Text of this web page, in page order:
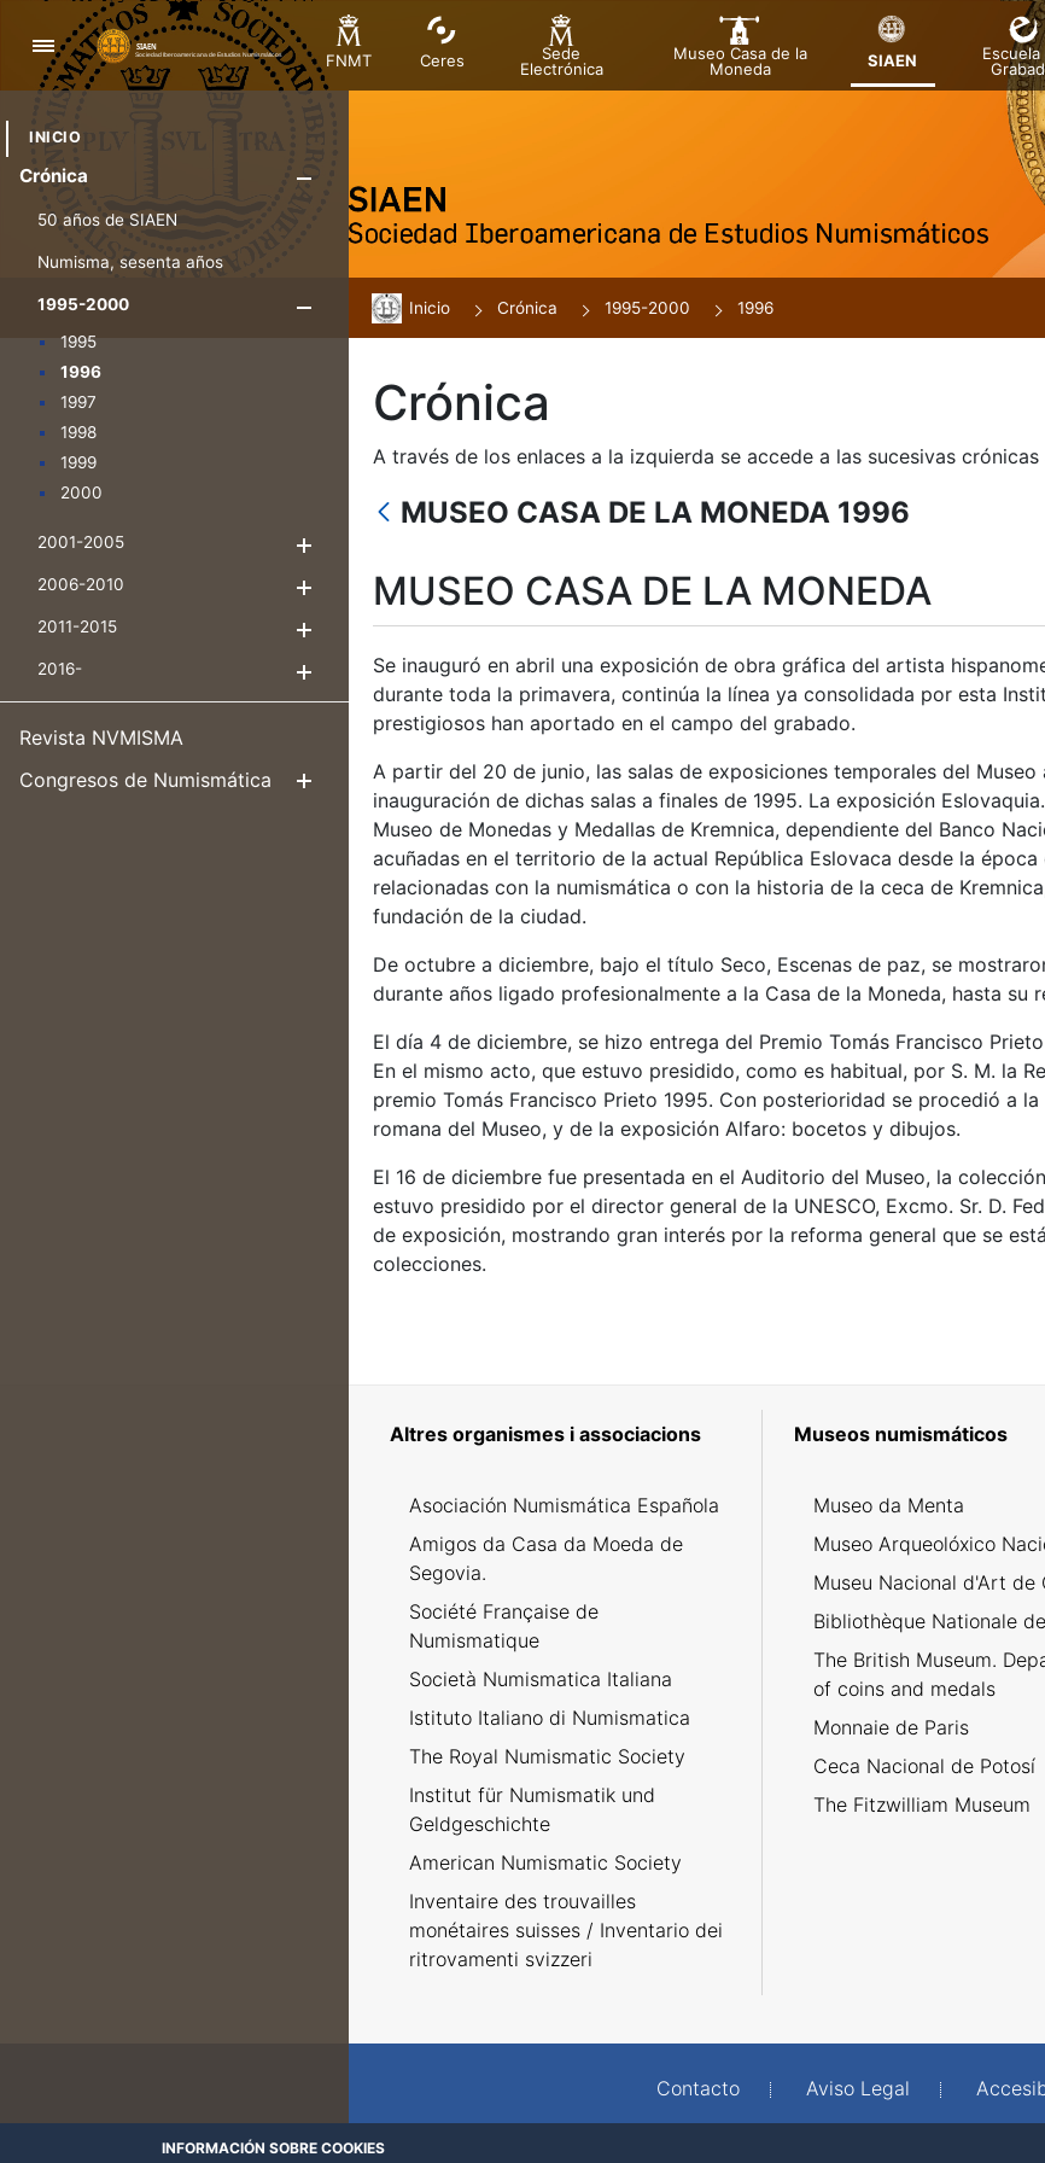
Navegación
FNMT Ceres
Sede
Electrónica
Museo Casa de la
Moneda
SIAEN
Escuela
INICIO
Crónica
50 años de SIAEN
Numisma, sesenta años
1995-2000
Mostrar/Ocultar
1995
1996
1997
1998
1999
2000
2001-2005
2006-2010
Mostrar/Ocultar
2011-2015
Mostrar/Ocultar
2016-
Mostrar/Ocultar
Revista NVMISMA
Congresos de Numismática
Mostrar/Ocultar
Inicio Crónica 1995-2000 1996
Crónica
A través de los enlaces a la izquierda se accede a las sucesivas
MUSEO CASA DE LA MONEDA 1996
MUSEO CASA DE LA MONEDA
Se inauguró en abril una exposición de obra gráfica del artista
durante toda la primavera, continúa la línea ya consolidada por esta
prestigiosos han aportado en el campo del grabado.
A partir del 20 de junio, las salas de exposiciones temporales del
inauguración de dichas salas a finales de 1995. La exposición
Museo de Monedas y Medallas de Kremnica, dependiente del Banco
acuñadas en el territorio de la actual República Eslovaca desde la
relacionadas con la numismática o con la historia de la ceca de
fundación de la ciudad.
De octubre a diciembre, bajo el título Seco, Escenas de paz, se
durante años ligado profesionalmente a la Casa de la Moneda, hasta su
El día 4 de diciembre, se hizo entrega del Premio Tomás Francisco
En el mismo acto, que estuvo presidido, como es habitual, por S. M. la
premio Tomás Francisco Prieto 1995. Con posterioridad se procedió a
romana del Museo, y de la exposición Alfaro: bocetos y dibujos.
El 16 de diciembre fue presentada en el Auditorio del Museo, la
estuvo presidido por el director general de la UNESCO, Excmo. Sr. D.
de exposición, mostrando gran interés por la reforma general que se
colecciones.
Altres organismes i associacions
Asociación Numismática Española
Amigos da Casa da Moeda de
Segovia.
Société Française de
Numismatique
Società Numismatica Italiana
Istituto Italiano di Numismatica
The Royal Numismatic Society
Institut für Numismatik und
Geldgeschichte
American Numismatic Society
Inventaire des trouvailles
monétaires suisses / Inventario dei
ritrovamenti svizzeri
Museos numismáticos
Museo da Menta
Museo Arqueolóxico
Museu Nacional d'Art de
Bibliothèque Nationale
The British Museum.
of coins and medals
Monnaie de Paris
Ceca Nacional de Potosí
The Fitzwilliam Museum
Contacto Aviso Legal
INFORMACIÓN SOBRE COOKIES